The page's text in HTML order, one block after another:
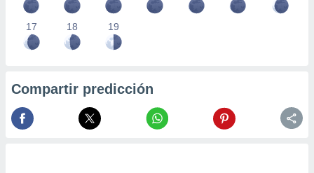
17 18 19
Compartir predicción